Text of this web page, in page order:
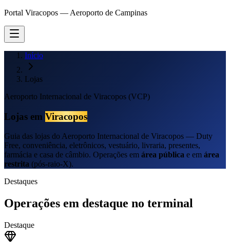
Portal Viracopos — Aeroporto de Campinas
Início
Lojas
Aeroporto Internacional de Viracopos (VCP)
Lojas em Viracopos
Guia das lojas do Aeroporto Internacional de Viracopos — Duty
Free, conveniência, eletrônicos, vestuário, livraria, presentes,
farmácia e casa de câmbio. Operações em área pública e em área
restrita (pós-raio-X).
Destaques
Operações em destaque no terminal
Destaque